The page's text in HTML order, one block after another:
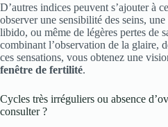
D’autres indices peuvent s’ajouter à
observer une sensibilité des seins,
libido, ou même de légères pertes de
combinant l’observation de la glaire,
ces sensations, vous obtenez une
fenêtre de fertilité.
Cycles très irréguliers ou absence
consulter ?